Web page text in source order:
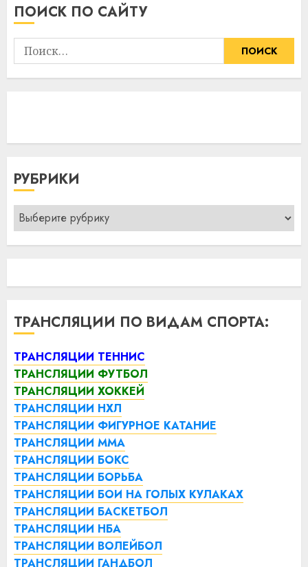
ПОИСК ПО САЙТУ
Найти:
РУБРИКИ
Рубрики
ТРАНСЛЯЦИИ ПО ВИДАМ СПОРТА:
ТРАНСЛЯЦИИ ТЕННИС
ТРАНСЛЯЦИИ ФУТБОЛ
ТРАНСЛЯЦИИ ХОККЕЙ
ТРАНСЛЯЦИИ НХЛ
ТРАНСЛЯЦИИ ФИГУРНОЕ КАТАНИЕ
ТРАНСЛЯЦИИ ММА
ТРАНСЛЯЦИИ БОКС
ТРАНСЛЯЦИИ БОРЬБА
ТРАНСЛЯЦИИ БОИ НА ГОЛЫХ КУЛАКАХ
ТРАНСЛЯЦИИ БАСКЕТБОЛ
ТРАНСЛЯЦИИ НБА
ТРАНСЛЯЦИИ ВОЛЕЙБОЛ
ТРАНСЛЯЦИИ ГАНДБОЛ